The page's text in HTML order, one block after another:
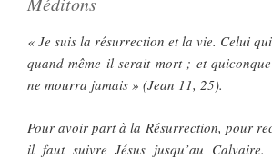
« Je suis la résurrection et la vie. Celui
quand même il serait mort ; et
ne mourra jamais » (Jean 11, 25).
Pour avoir part à la Résurrection, pour
il faut suivre Jésus jusqu’au